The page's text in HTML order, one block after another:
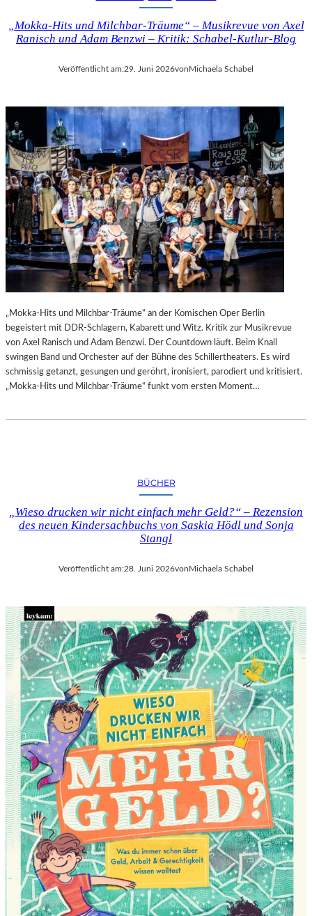
„Mokka-Hits und Milchbar-Träume“ – Musikrevue von Axel
Ranisch und Adam Benzwi – Kritik: Schabel-Kutlur-Blog
Veröffentlicht am:29. Juni 2026vonMichaela Schabel
„Mokka-Hits und Milchbar-Träume“ an der Komischen Oper Berlin
begeistert mit DDR-Schlagern, Kabarett und Witz. Kritik zur Musikrevue
von Axel Ranisch und Adam Benzwi. Der Countdown läuft. Beim Knall
swingen Band und Orchester auf der Bühne des Schillertheaters. Es wird
schmissig getanzt, gesungen und geröhrt, ironisiert, parodiert und kritisiert.
„Mokka-Hits und Milchbar-Träume“ funkt vom ersten Moment…
BÜCHER
„Wieso drucken wir nicht einfach mehr Geld?“ – Rezension
des neuen Kindersachbuchs von Saskia Hödl und Sonja
Stangl
Veröffentlicht am:28. Juni 2026von Michaela Schabel